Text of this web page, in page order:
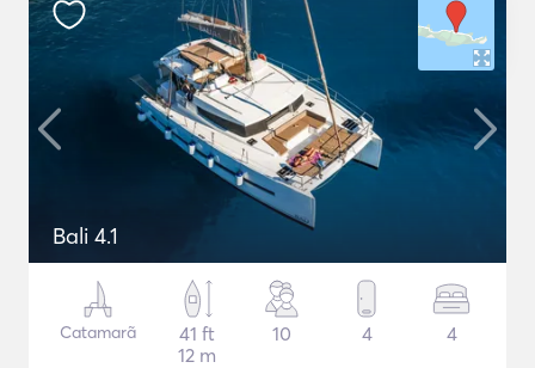
Bali 4.1
Catamarã
41 ft
12 m
10 4 4